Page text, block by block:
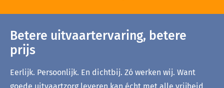
Betere uitvaartervaring, betere
prijs
Eerlijk. Persoonlijk. En dichtbij. Zó werken wij. Want
goede uitvaartzorg leveren kan écht met alle vrijheid